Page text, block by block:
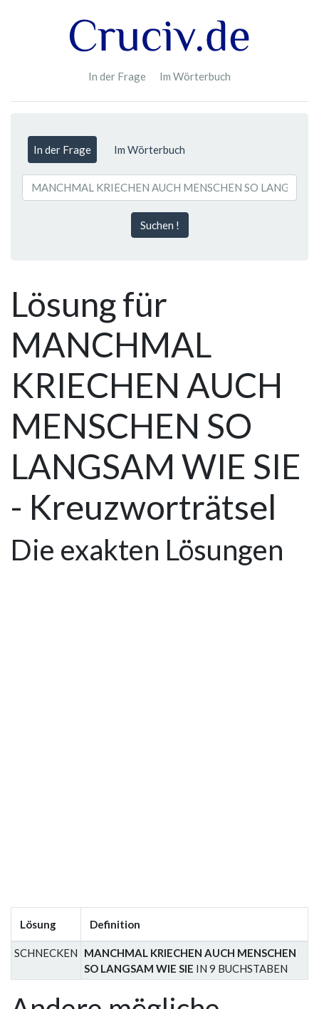
In der Frage Im Wörterbuch
In der Frage Im Wörterbuch
Suchen !
Lösung für
MANCHMAL
KRIECHEN AUCH
MENSCHEN SO
LANGSAM WIE SIE
- Kreuzworträtsel
Die exakten Lösungen
Lösung Definition
SCHNECKEN
MANCHMAL KRIECHEN AUCH MENSCHEN
SO LANGSAM WIE SIE IN 9 BUCHSTABEN